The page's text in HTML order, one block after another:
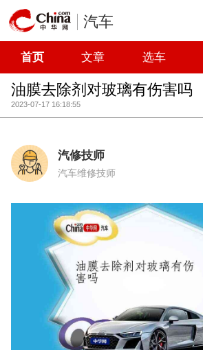
汽车
首页 文章 选车
油膜去除剂对玻璃有伤害吗
2023-07-17 16:18:55
汽修技师
汽车维修技师